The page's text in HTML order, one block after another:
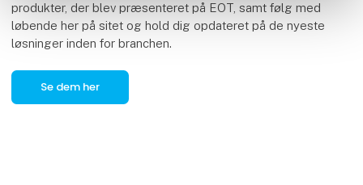
produkter, der blev præsenteret på EOT, samt følg med
løbende her på sitet og hold dig opdateret på de nyeste
løsninger inden for branchen.
Se dem her